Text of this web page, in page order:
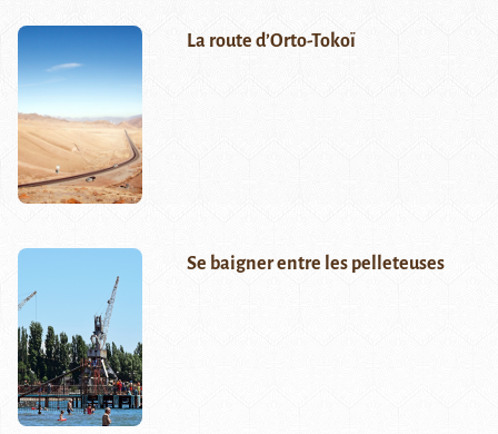
La route d’Orto-Tokoï
Se baigner entre les pelleteuses